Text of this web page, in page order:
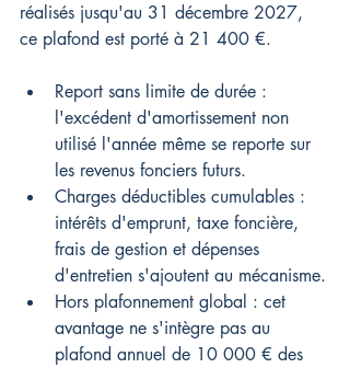
réalisés jusqu'au 31 décembre 2027,
ce plafond est porté à 21 400 €.
Report sans limite de durée :
l'excédent d'amortissement non
utilisé l'année même se reporte sur
les revenus fonciers futurs.
Charges déductibles cumulables :
intérêts d'emprunt, taxe foncière,
frais de gestion et dépenses
d'entretien s'ajoutent au mécanisme.
Hors plafonnement global : cet
avantage ne s'intègre pas au
plafond annuel de 10 000 € des